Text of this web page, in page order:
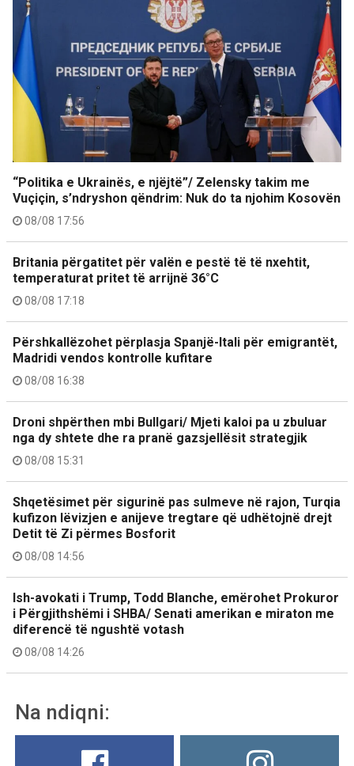
“Politika e Ukrainës, e njëjtë”/ Zelensky takim me
Vuçiçin, s’ndryshon qëndrim: Nuk do ta njohim Kosovën
08/08 17:56
Britania përgatitet për valën e pestë të të nxehtit,
temperaturat pritet të arrijnë 36°C
08/08 17:18
Përshkallëzohet përplasja Spanjë-Itali për emigrantët,
Madridi vendos kontrolle kufitare
08/08 16:38
Droni shpërthen mbi Bullgari/ Mjeti kaloi pa u zbuluar
nga dy shtete dhe ra pranë gazsjellësit strategjik
08/08 15:31
Shqetësimet për sigurinë pas sulmeve në rajon, Turqia
kufizon lëvizjen e anijeve tregtare që udhëtojnë drejt
Detit të Zi përmes Bosforit
08/08 14:56
Ish-avokati i Trump, Todd Blanche, emërohet Prokuror
i Përgjithshëmi i SHBA/ Senati amerikan e miraton me
diferencë të ngushtë votash
08/08 14:26
Na ndiqni: